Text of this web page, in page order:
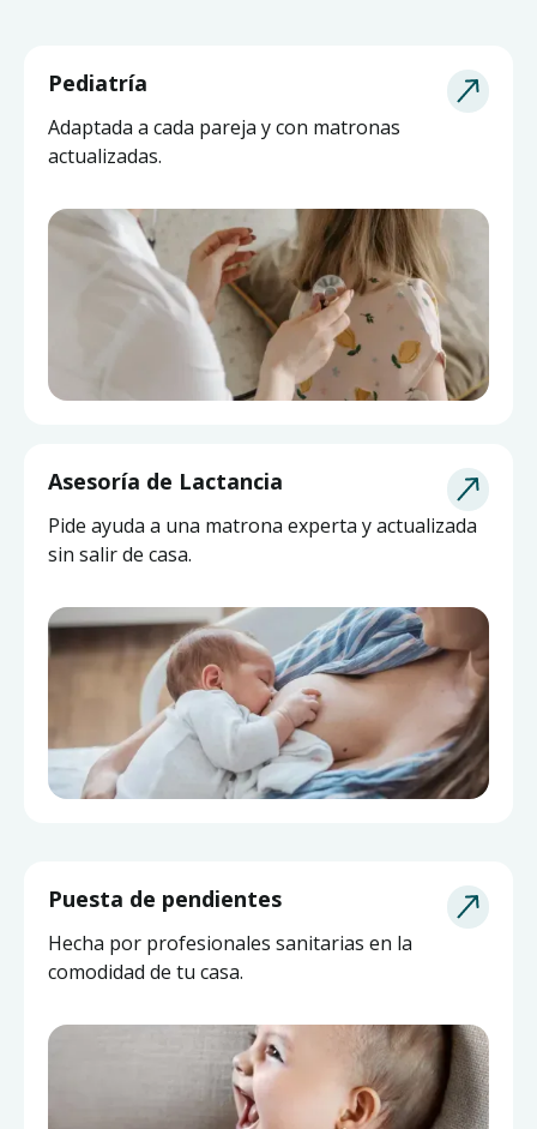
Pediatría
Adaptada a cada pareja y con matronas
actualizadas.
Puesta de pendientes
Hecha por profesionales sanitarias en la
comodidad de tu casa.
Asesoría de Lactancia
Pide ayuda a una matrona experta y actualizada
sin salir de casa.